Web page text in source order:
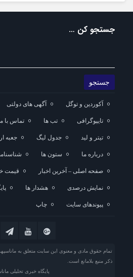
جستجو کن …
آکوردین و توگل آگهی های دولتی
تایپوگرافی تب ها تماس با
تیتر و لید جدول لیگ جعبه
درباره ما ستون ها
صفحه اصلی – آخرین اخبار قیمت
نمایش درصدی هشدار ها
پیوندهای سایت چاپ
تمام حقوق مادی و معنوی این سایت متعلق به
ذکر منبع بلامانع است.
پایگاه خبری تحلیلی